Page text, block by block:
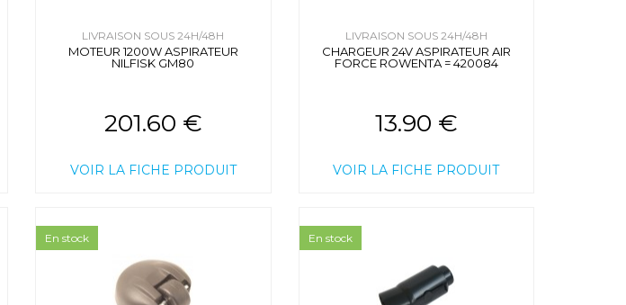
LIVRAISON SOUS 24H/48H
MOTEUR 1200W ASPIRATEUR
NILFISK GM80
201.60 €
VOIR LA FICHE PRODUIT
LIVRAISON SOUS 24H/48H
CHARGEUR 24V ASPIRATEUR AIR
FORCE ROWENTA = 420084
13.90 €
VOIR LA FICHE PRODUIT
En stock En stock